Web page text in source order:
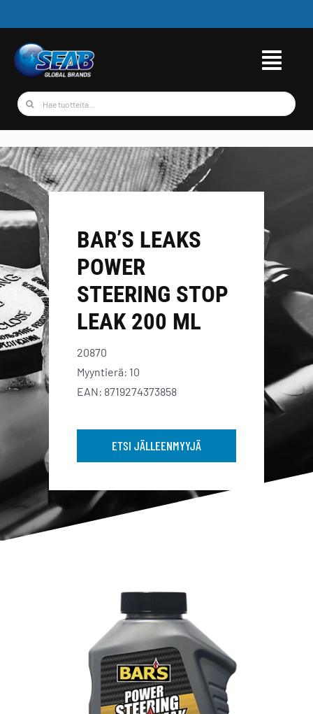
to
content
Etsi
BAR’S LEAKS
POWER
STEERING STOP
LEAK 200 ML
20870
Myyntierä: 10
EAN: 8719274373858
ETSI JÄLLEENMYYJÄ